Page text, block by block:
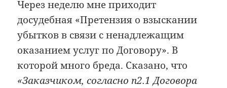
Через неделю мне приходит
досудебная «Претензия о взыскании
убытков в связи с ненадлежащим
оказанием услуг по Договору». В
которой много бреда. Сказано, что
«Заказчиком, согласно п2.1 Договора